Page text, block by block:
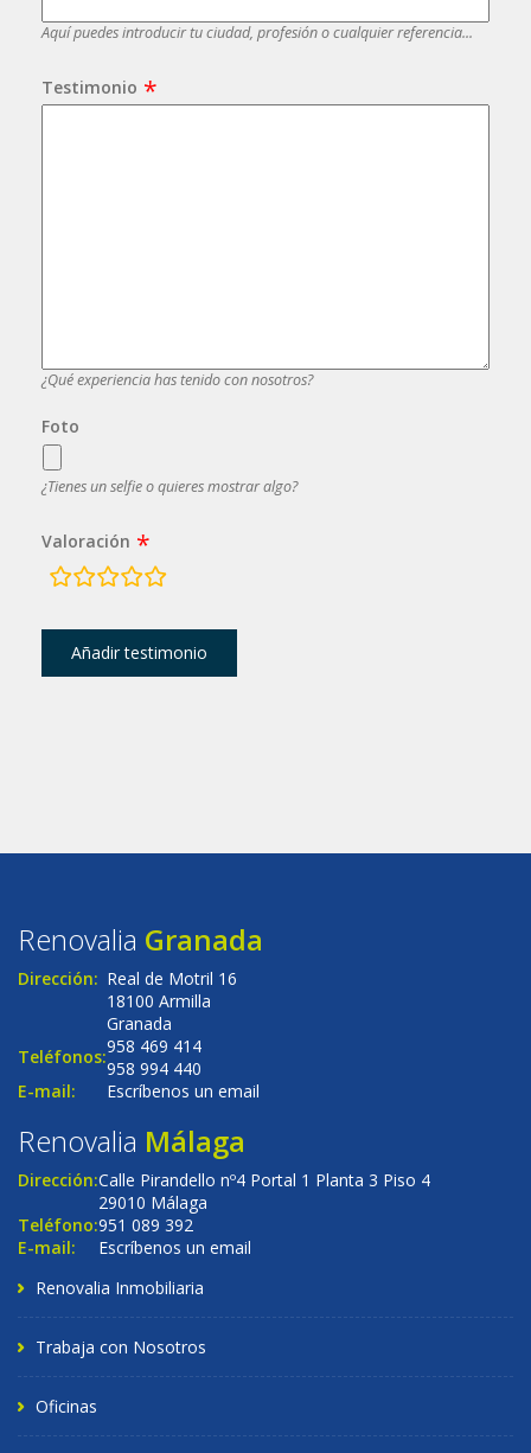
Aquí puedes introducir tu ciudad, profesión o cualquier referencia...
Testimonio
¿Qué experiencia has tenido con nosotros?
Foto
¿Tienes un selfie o quieres mostrar algo?
Valoración
rating
Renovalia Granada
Dirección: Real de Motril 16
18100 Armilla
Granada
Teléfonos:958 469 414
958 994 440
E-mail:
Escríbenos un email
Renovalia Málaga
Dirección:Calle Pirandello nº4 Portal 1 Planta 3 Piso 4
29010 Málaga
Teléfono:951 089 392
E-mail:
Escríbenos un email
Renovalia Inmobiliaria
Trabaja con Nosotros
Oficinas